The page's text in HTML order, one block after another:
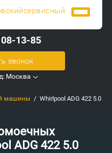
сервисный
Москва
13-85
звонок
машины Whirlpool ADG 422 5.0
ADG 422 5.0